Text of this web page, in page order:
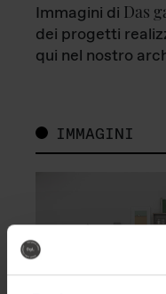
Immagini di Das
dei progetti
qui nel nostro
IMMAGINI